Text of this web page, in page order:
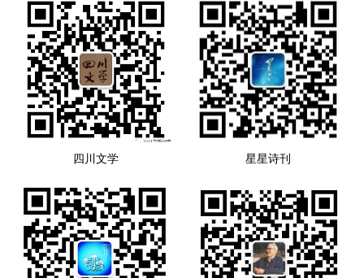
四川文学 星星诗刊